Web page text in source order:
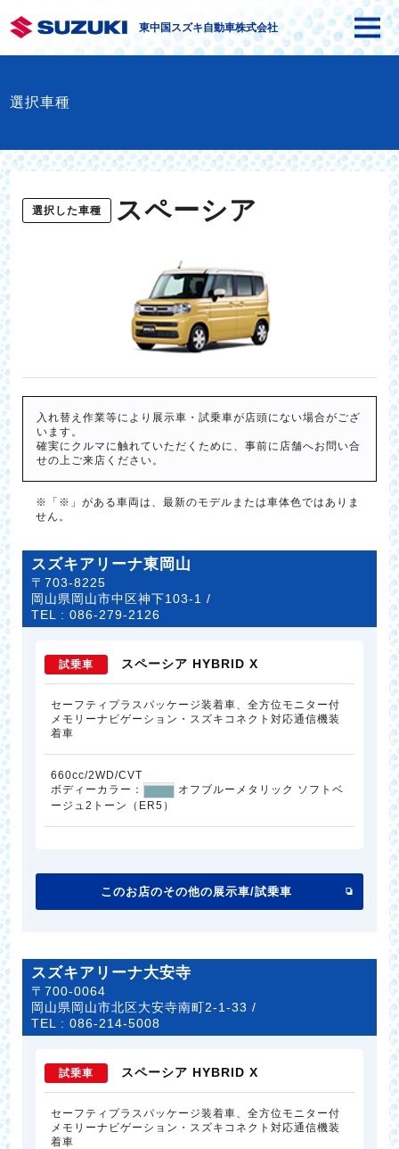
東中国スズキ自動車株式会社
選択車種
選択した車種 スペーシア
入れ替え作業等により展示車・試乗車が店頭にない場合がござ
います。
確実にクルマに触れていただくために、事前に店舗へお問い合
せの上ご来店ください。
※「※」がある車両は、最新のモデルまたは車体色ではありま
せん。
スズキアリーナ東岡山
〒703-8225
岡山県岡山市中区神下103-1 /
TEL :086-279-2126
試乗車 スペーシア HYBRID X
セーフティプラスパッケージ装着車、全方位モニター付
メモリーナビゲーション・スズキコネクト対応通信機装
着車
660cc/2WD/CVT
ボディーカラー：
オフブルーメタリック ソフトベ
ージュ2トーン（ER5）
このお店のその他の展示車/試乗車
スズキアリーナ大安寺
〒700-0064
岡山県岡山市北区大安寺南町2-1-33 /
TEL :086-214-5008
試乗車 スペーシア HYBRID X
セーフティプラスパッケージ装着車、全方位モニター付
メモリーナビゲーション・スズキコネクト対応通信機装
着車